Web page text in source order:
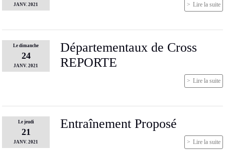
JANV. 2021 Lire la suite
Le dimanche
24
JANV. 2021
Départementaux de Cross
REPORTE
Lire la suite
Le jeudi
21
JANV. 2021
Entraînement Proposé
Lire la suite